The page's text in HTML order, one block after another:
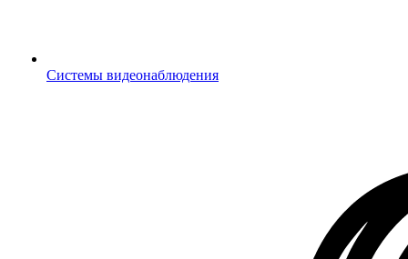
Системы видеонаблюдения